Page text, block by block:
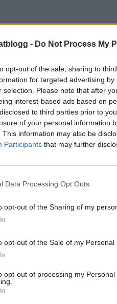
- Do Not Process My
opt-out of the sale, sharing to
for targeted advertising
selection. Please note that after
interest-based ads based on
to third parties prior to
of your personal information
This information may also be
Participants that may further
Data Processing Opt Outs
opt-out of the Sharing of my
opt-out of the Sale of my Personal
opt-out of processing my Personal
Leilas orginalrecept :
minst 70 %
dumlekola
mini marshmallows
salta jordnötter
Gör så här :
marshmallows
stelna i kylskåp.
i lagom stora bitar.
Klart att serveras